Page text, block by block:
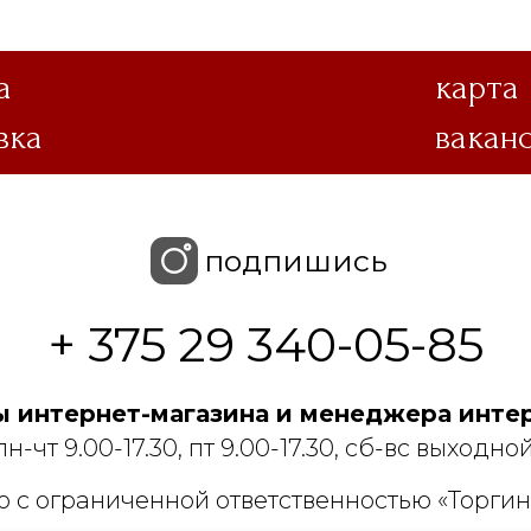
подпишись
+ 375 29 340-05-85
магазина и менеджера
чт 9.00-17.30, пт 9.00-17.30, сб-вс
ограниченной ответственностью